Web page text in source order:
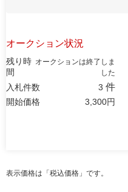
オークション状況
残り時
間
オークションは終了しま
した
入札件数 3 件
開始価格 3,300円
表示価格は「税込価格」です。